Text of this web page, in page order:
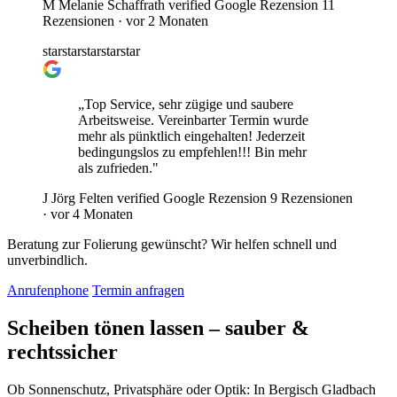
M Melanie Schaffrath verified Google Rezension 11
Rezensionen · vor 2 Monaten
starstarstarstarstar
„Top Service, sehr zügige und saubere
Arbeitsweise. Vereinbarter Termin wurde
mehr als pünktlich eingehalten! Jederzeit
bedingungslos zu empfehlen!!! Bin mehr
als zufrieden."
J Jörg Felten verified Google Rezension 9 Rezensionen
· vor 4 Monaten
Beratung zur Folierung gewünscht? Wir helfen schnell und
unverbindlich.
Anrufenphone Termin anfragen
Scheiben tönen lassen– sauber &
rechtssicher
Ob Sonnenschutz, Privatsphäre oder Optik: In Bergisch Gladbach